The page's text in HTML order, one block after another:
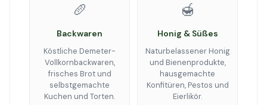
🥖
Backwaren
Köstliche Demeter-
Vollkornbackwaren,
frisches Brot und
selbstgemachte
Kuchen und Torten.
🍯
Honig & Süßes
Naturbelassener Honig
und Bienenprodukte,
hausgemachte
Konfitüren, Pestos und
Eierlikör.